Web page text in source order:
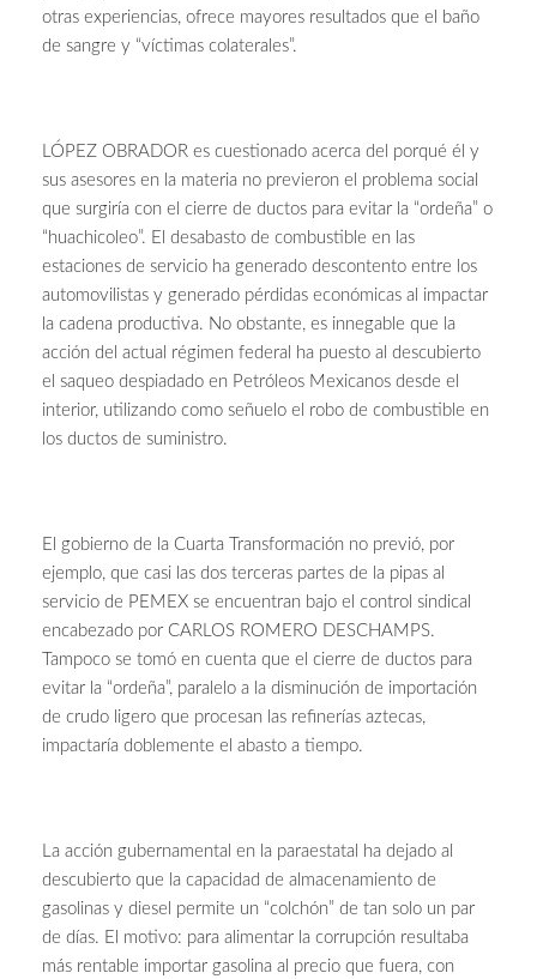
otras experiencias, ofrece mayores resultados que el baño
de sangre y “víctimas colaterales”.
LÓPEZ OBRADOR es cuestionado acerca del porqué él y
sus asesores en la materia no previeron el problema social
que surgiría con el cierre de ductos para evitar la “ordeña” o
“huachicoleo”. El desabasto de combustible en las
estaciones de servicio ha generado descontento entre los
automovilistas y generado pérdidas económicas al impactar
la cadena productiva. No obstante, es innegable que la
acción del actual régimen federal ha puesto al descubierto
el saqueo despiadado en Petróleos Mexicanos desde el
interior, utilizando como señuelo el robo de combustible en
los ductos de suministro.
El gobierno de la Cuarta Transformación no previó, por
ejemplo, que casi las dos terceras partes de la pipas al
servicio de PEMEX se encuentran bajo el control sindical
encabezado por CARLOS ROMERO DESCHAMPS.
Tampoco se tomó en cuenta que el cierre de ductos para
evitar la “ordeña”, paralelo a la disminución de importación
de crudo ligero que procesan las refinerías aztecas,
impactaría doblemente el abasto a tiempo.
La acción gubernamental en la paraestatal ha dejado al
descubierto que la capacidad de almacenamiento de
gasolinas y diesel permite un “colchón” de tan solo un par
de días. El motivo: para alimentar la corrupción resultaba
más rentable importar gasolina al precio que fuera, con